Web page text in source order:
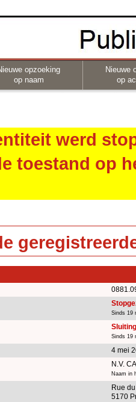
opzoeking
op naam
Nieuwe
op
werd
toestand op
Sinds 19
Sinds 19
4 mei
N.V.
Naam in
Rue
5170